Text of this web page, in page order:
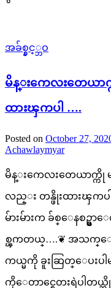
အခ်စ္နွင့္ဘဝ
မိန္းကေလးတေယာက္
ထားၾကပါ ….
Posted on October 27,
Achawlaymyar
မိန္းကေလးတေယာက္ကို မပို
လည္း တန္ဖိုးထားၾ
မ်ားမ်ားက ခ်စ္ေနစဥ္မွာ
စ္ၾကတယ္….❦ အသက္ေလ
ကယ္မကို ခူးဆြတ္ေပး
ကိုေတာင္စေတးရဲပါတယ္ဆို